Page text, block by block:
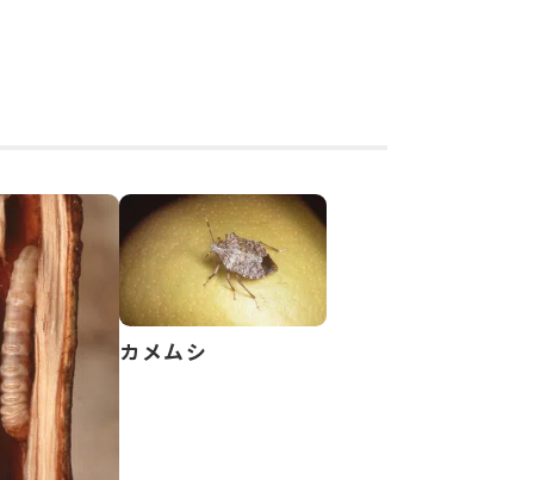
カメムシ